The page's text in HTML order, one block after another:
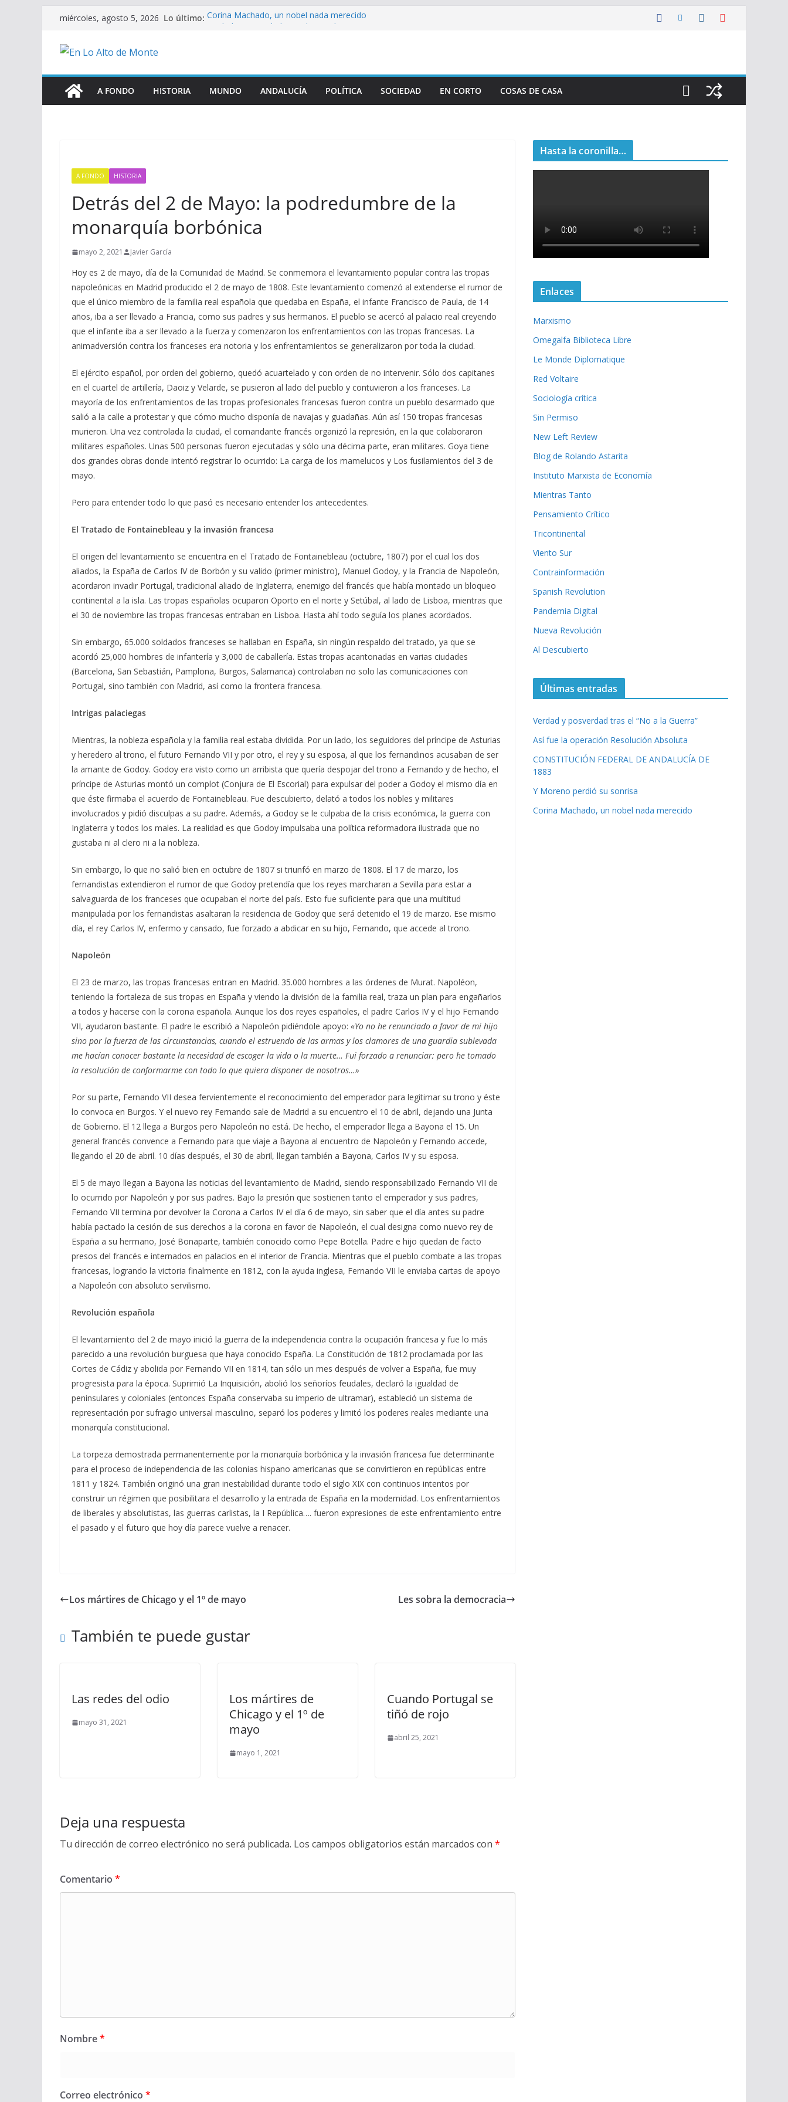
Saltar
contenido
miércoles, agosto 5, 2026 Lo último: Corina Machado, un nobel nada merecido
A FONDO HISTORIA MUNDO ANDALUCÍA POLÍTICA SOCIEDAD EN CORTO COSAS DE CASA
A FONDO HISTORIA
Detrás del 2 de Mayo: la podredumbre de la
monarquía borbónica
mayo 2, 2021 Javier García
Hoy es 2 de mayo, día de la Comunidad de Madrid. Se conmemora el levantamiento popular contra las tropas
napoleónicas en Madrid producido el 2 de mayo de 1808. Este levantamiento comenzó al extenderse el rumor de
que el único miembro de la familia real española que quedaba en España, el infante Francisco de Paula, de 14
años, iba a ser llevado a Francia, como sus padres y sus hermanos. El pueblo se acercó al palacio real creyendo
que el infante iba a ser llevado a la fuerza y comenzaron los enfrentamientos con las tropas francesas. La
animadversión contra los franceses era notoria y los enfrentamientos se generalizaron por toda la ciudad.
El ejército español, por orden del gobierno, quedó acuartelado y con orden de no intervenir. Sólo dos capitanes
en el cuartel de artillería, Daoiz y Velarde, se pusieron al lado del pueblo y contuvieron a los franceses. La
mayoría de los enfrentamientos de las tropas profesionales francesas fueron contra un pueblo desarmado que
salió a la calle a protestar y que cómo mucho disponía de navajas y guadañas. Aún así 150 tropas francesas
murieron. Una vez controlada la ciudad, el comandante francés organizó la represión, en la que colaboraron
militares españoles. Unas 500 personas fueron ejecutadas y sólo una décima parte, eran militares. Goya tiene
dos grandes obras donde intentó registrar lo ocurrido: La carga de los mamelucos y Los fusilamientos del 3 de
mayo.
Pero para entender todo lo que pasó es necesario entender los antecedentes.
El Tratado de Fontainebleau y la invasión francesa
El origen del levantamiento se encuentra en el Tratado de Fontainebleau (octubre, 1807) por el cual los dos
aliados, la España de Carlos IV de Borbón y su valido (primer ministro), Manuel Godoy, y la Francia de Napoleón,
acordaron invadir Portugal, tradicional aliado de Inglaterra, enemigo del francés que había montado un bloqueo
continental a la isla. Las tropas españolas ocuparon Oporto en el norte y Setúbal, al lado de Lisboa, mientras que
el 30 de noviembre las tropas francesas entraban en Lisboa. Hasta ahí todo seguía los planes acordados.
Sin embargo, 65.000 soldados franceses se hallaban en España, sin ningún respaldo del tratado, ya que se
acordó 25,000 hombres de infantería y 3,000 de caballería. Estas tropas acantonadas en varias ciudades
(Barcelona, San Sebastián, Pamplona, Burgos, Salamanca) controlaban no solo las comunicaciones con
Portugal, sino también con Madrid, así como la frontera francesa.
Intrigas palaciegas
Mientras, la nobleza española y la familia real estaba dividida. Por un lado, los seguidores del príncipe de Asturias
y heredero al trono, el futuro Fernando VII y por otro, el rey y su esposa, al que los fernandinos acusaban de ser
la amante de Godoy. Godoy era visto como un arribista que quería despojar del trono a Fernando y de hecho, el
príncipe de Asturias montó un complot (Conjura de El Escorial) para expulsar del poder a Godoy el mismo día en
que éste firmaba el acuerdo de Fontainebleau. Fue descubierto, delató a todos los nobles y militares
involucrados y pidió disculpas a su padre. Además, a Godoy se le culpaba de la crisis económica, la guerra con
Inglaterra y todos los males. La realidad es que Godoy impulsaba una política reformadora ilustrada que no
gustaba ni al clero ni a la nobleza.
Sin embargo, lo que no salió bien en octubre de 1807 si triunfó en marzo de 1808. El 17 de marzo, los
fernandistas extendieron el rumor de que Godoy pretendía que los reyes marcharan a Sevilla para estar a
salvaguarda de los franceses que ocupaban el norte del país. Esto fue suficiente para que una multitud
manipulada por los fernandistas asaltaran la residencia de Godoy que será detenido el 19 de marzo. Ese mismo
día, el rey Carlos IV, enfermo y cansado, fue forzado a abdicar en su hijo, Fernando, que accede al trono.
Napoleón
El 23 de marzo, las tropas francesas entran en Madrid. 35.000 hombres a las órdenes de Murat. Napoléon,
teniendo la fortaleza de sus tropas en España y viendo la división de la familia real, traza un plan para engañarlos
a todos y hacerse con la corona española. Aunque los dos reyes españoles, el padre Carlos IV y el hijo Fernando
VII, ayudaron bastante. El padre le escribió a Napoleón pidiéndole apoyo: «Yo no he renunciado a favor de mi hijo
sino por la fuerza de las circunstancias, cuando el estruendo de las armas y los clamores de una guardia sublevada
me hacían conocer bastante la necesidad de escoger la vida o la muerte… Fui forzado a renunciar; pero he tomado
la resolución de conformarme con todo lo que quiera disponer de nosotros…»
Por su parte, Fernando VII desea fervientemente el reconocimiento del emperador para legitimar su trono y éste
lo convoca en Burgos. Y el nuevo rey Fernando sale de Madrid a su encuentro el 10 de abril, dejando una Junta
de Gobierno. El 12 llega a Burgos pero Napoleón no está. De hecho, el emperador llega a Bayona el 15. Un
general francés convence a Fernando para que viaje a Bayona al encuentro de Napoleón y Fernando accede,
llegando el 20 de abril. 10 días después, el 30 de abril, llegan también a Bayona, Carlos IV y su esposa.
El 5 de mayo llegan a Bayona las noticias del levantamiento de Madrid, siendo responsabilizado Fernando VII de
lo ocurrido por Napoleón y por sus padres. Bajo la presión que sostienen tanto el emperador y sus padres,
Fernando VII termina por devolver la Corona a Carlos IV el día 6 de mayo, sin saber que el día antes su padre
había pactado la cesión de sus derechos a la corona en favor de Napoleón, el cual designa como nuevo rey de
España a su hermano, José Bonaparte, también conocido como Pepe Botella. ​Padre e hijo quedan de facto
presos del francés e internados en palacios en el interior de Francia. Mientras que el pueblo combate a las tropas
francesas, logrando la victoria finalmente en 1812, con la ayuda inglesa, Fernando VII le enviaba cartas de apoyo
a Napoleón con absoluto servilismo.
Revolución española
El levantamiento del 2 de mayo inició la guerra de la independencia contra la ocupación francesa y fue lo más
parecido a una revolución burguesa que haya conocido España. La Constitución de 1812 proclamada por las
Cortes de Cádiz y abolida por Fernando VII en 1814, tan sólo un mes después de volver a España, fue muy
progresista para la época. Suprimió La Inquisición, abolió los señoríos feudales, declaró la igualdad de
peninsulares y coloniales (entonces España conservaba su imperio de ultramar), estableció un sistema de
representación por sufragio universal masculino, separó los poderes y limitó los poderes reales mediante una
monarquía constitucional.
La torpeza demostrada permanentemente por la monarquía borbónica y la invasión francesa fue determinante
para el proceso de independencia de las colonias hispano americanas que se convirtieron en repúblicas entre
1811 y 1824. También originó una gran inestabilidad durante todo el siglo XIX con continuos intentos por
construir un régimen que posibilitara el desarrollo y la entrada de España en la modernidad. Los enfrentamientos
de liberales y absolutistas, las guerras carlistas, la I República…. fueron expresiones de este enfrentamiento entre
el pasado y el futuro que hoy día parece vuelve a renacer.
Los mártires de Chicago y el 1º de mayo Les sobra la democracia
También te puede gustar
Las redes del odio
mayo 31, 2021
Los mártires de
Chicago y el 1º de
mayo
mayo 1, 2021
Cuando Portugal se
tiñó de rojo
abril 25, 2021
Deja una respuesta
Tu dirección de correo electrónico no será publicada. Los campos obligatorios están marcados con *
Comentario *
Nombre*
Correo electrónico *
Hasta la coronilla…
Enlaces
Marxismo
Omegalfa Biblioteca Libre
Le Monde Diplomatique
Red Voltaire
Sociología crítica
Sin Permiso
New Left Review
Blog de Rolando Astarita
Instituto Marxista de Economía
Mientras Tanto
Pensamiento Crítico
Tricontinental
Viento Sur
Contrainformación
Spanish Revolution
Pandemia Digital
Nueva Revolución
Al Descubierto
Últimas entradas
Verdad y posverdad tras el “No a la Guerra”
Así fue la operación Resolución Absoluta
CONSTITUCIÓN FEDERAL DE ANDALUCÍA DE
1883
Y Moreno perdió su sonrisa
Corina Machado, un nobel nada merecido